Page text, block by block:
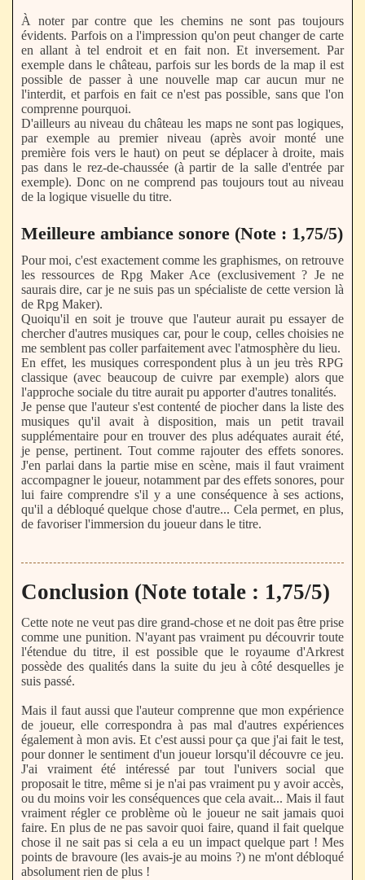
À noter par contre que les chemins ne sont pas toujours
évidents. Parfois on a l'impression qu'on peut changer de carte
en allant à tel endroit et en fait non. Et inversement. Par
exemple dans le château, parfois sur les bords de la map il est
possible de passer à une nouvelle map car aucun mur ne
l'interdit, et parfois en fait ce n'est pas possible, sans que l'on
comprenne pourquoi.
D'ailleurs au niveau du château les maps ne sont pas logiques,
par exemple au premier niveau (après avoir monté une
première fois vers le haut) on peut se déplacer à droite, mais
pas dans le rez-de-chaussée (à partir de la salle d'entrée par
exemple). Donc on ne comprend pas toujours tout au niveau
de la logique visuelle du titre.
Meilleure ambiance sonore (Note : 1,75/5)
Pour moi, c'est exactement comme les graphismes, on retrouve
les ressources de Rpg Maker Ace (exclusivement ? Je ne
saurais dire, car je ne suis pas un spécialiste de cette version là
de Rpg Maker).
Quoiqu'il en soit je trouve que l'auteur aurait pu essayer de
chercher d'autres musiques car, pour le coup, celles choisies ne
me semblent pas coller parfaitement avec l'atmosphère du lieu.
En effet, les musiques correspondent plus à un jeu très RPG
classique (avec beaucoup de cuivre par exemple) alors que
l'approche sociale du titre aurait pu apporter d'autres tonalités.
Je pense que l'auteur s'est contenté de piocher dans la liste des
musiques qu'il avait à disposition, mais un petit travail
supplémentaire pour en trouver des plus adéquates aurait été,
je pense, pertinent. Tout comme rajouter des effets sonores.
J'en parlai dans la partie mise en scène, mais il faut vraiment
accompagner le joueur, notamment par des effets sonores, pour
lui faire comprendre s'il y a une conséquence à ses actions,
qu'il a débloqué quelque chose d'autre... Cela permet, en plus,
de favoriser l'immersion du joueur dans le titre.
Conclusion (Note totale : 1,75/5)
Cette note ne veut pas dire grand-chose et ne doit pas être prise
comme une punition. N'ayant pas vraiment pu découvrir toute
l'étendue du titre, il est possible que le royaume d'Arkrest
possède des qualités dans la suite du jeu à côté desquelles je
suis passé.
Mais il faut aussi que l'auteur comprenne que mon expérience
de joueur, elle correspondra à pas mal d'autres expériences
également à mon avis. Et c'est aussi pour ça que j'ai fait le test,
pour donner le sentiment d'un joueur lorsqu'il découvre ce jeu.
J'ai vraiment été intéressé par tout l'univers social que
proposait le titre, même si je n'ai pas vraiment pu y avoir accès,
ou du moins voir les conséquences que cela avait... Mais il faut
vraiment régler ce problème où le joueur ne sait jamais quoi
faire. En plus de ne pas savoir quoi faire, quand il fait quelque
chose il ne sait pas si cela a eu un impact quelque part ! Mes
points de bravoure (les avais-je au moins ?) ne m'ont débloqué
absolument rien de plus !